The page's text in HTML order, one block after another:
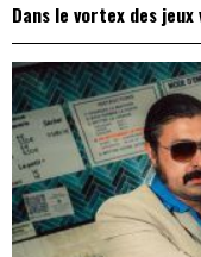
Dans le vortex des